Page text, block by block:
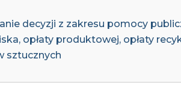
decyzji z zakresu pomocy
opłaty produktowej, opłaty
sztucznych